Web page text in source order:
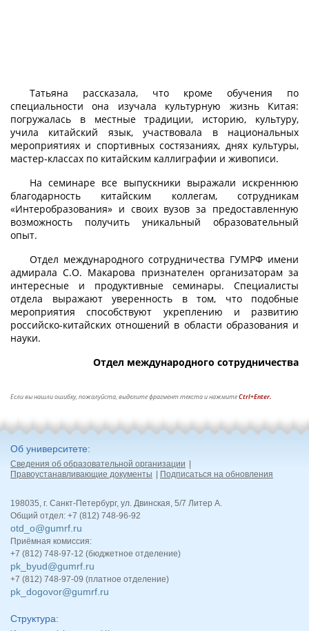
Татьяна рассказала, что кроме обучения по
специальности она изучала культурную жизнь Китая:
погружалась в местные традиции, историю, культуру,
учила китайский язык, участвовала в национальных
мероприятиях и спортивных состязаниях, днях культуры,
мастер-классах по китайским каллиграфии и живописи.
На семинаре все выпускники выражали искреннюю
благодарность китайским коллегам, сотрудникам
«Интеробразования» и своих вузов за предоставленную
возможность получить уникальный образовательный
опыт.
Отдел международного сотрудничества ГУМРФ имени
адмирала С.О. Макарова признателен организаторам за
интересные и продуктивные семинары. Специалисты
отдела выражают уверенность в том, что подобные
мероприятия способствуют укреплению и развитию
российско-китайских отношений в области образования и
науки.
Отдел международного сотрудничества
Если вы нашли ошибку, пожалуйста, выделите фрагмент текста и нажмитеCtrl+Enter.
Об университете
Сведения об образовательной организации
Правоустанавливающие документы
Подписаться на обновления
198035, г. Санкт-Петербург, ул. Двинская, 5/7 Литер А.
Общий отдел: +7 (812) 748-96-92
otd_o@gumrf.ru
Приёмная комиссия:
+7 (812) 748-97-12 (бюджетное отделение)
pk_byud@gumrf.ru
+7 (812) 748-97-09 (платное отделение)
pk_dogovor@gumrf.ru
Структура